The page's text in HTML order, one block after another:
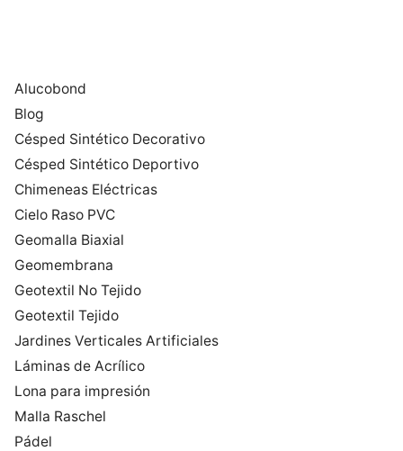
Alucobond
Blog
Césped Sintético Decorativo
Césped Sintético Deportivo
Chimeneas Eléctricas
Cielo Raso PVC
Geomalla Biaxial
Geomembrana
Geotextil No Tejido
Geotextil Tejido
Jardines Verticales Artificiales
Láminas de Acrílico
Lona para impresión
Malla Raschel
Pádel